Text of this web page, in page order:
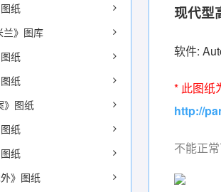
纸
兰》图库
纸
纸
》图纸
纸
纸
外》图纸
现代型
软件:
* 此图
http://
不能正